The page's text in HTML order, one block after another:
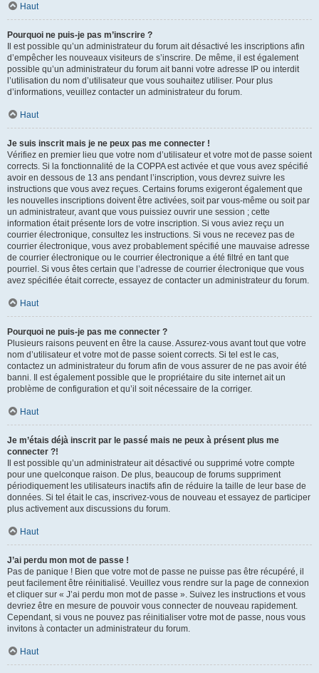
Haut
Pourquoi ne puis-je pas m’inscrire ?
Il est possible qu’un administrateur du forum ait désactivé les inscriptions afin
d’empêcher les nouveaux visiteurs de s’inscrire. De même, il est également
possible qu’un administrateur du forum ait banni votre adresse IP ou interdit
l’utilisation du nom d’utilisateur que vous souhaitez utiliser. Pour plus
d’informations, veuillez contacter un administrateur du forum.
Haut
Je suis inscrit mais je ne peux pas me connecter !
Vérifiez en premier lieu que votre nom d’utilisateur et votre mot de passe soient
corrects. Si la fonctionnalité de la COPPA est activée et que vous avez spécifié
avoir en dessous de 13 ans pendant l’inscription, vous devrez suivre les
instructions que vous avez reçues. Certains forums exigeront également que
les nouvelles inscriptions doivent être activées, soit par vous-même ou soit par
un administrateur, avant que vous puissiez ouvrir une session ; cette
information était présente lors de votre inscription. Si vous aviez reçu un
courrier électronique, consultez les instructions. Si vous ne recevez pas de
courrier électronique, vous avez probablement spécifié une mauvaise adresse
de courrier électronique ou le courrier électronique a été filtré en tant que
pourriel. Si vous êtes certain que l’adresse de courrier électronique que vous
avez spécifiée était correcte, essayez de contacter un administrateur du forum.
Haut
Pourquoi ne puis-je pas me connecter ?
Plusieurs raisons peuvent en être la cause. Assurez-vous avant tout que votre
nom d’utilisateur et votre mot de passe soient corrects. Si tel est le cas,
contactez un administrateur du forum afin de vous assurer de ne pas avoir été
banni. Il est également possible que le propriétaire du site internet ait un
problème de configuration et qu’il soit nécessaire de la corriger.
Haut
Je m’étais déjà inscrit par le passé mais ne peux à présent plus me
connecter ?!
Il est possible qu’un administrateur ait désactivé ou supprimé votre compte
pour une quelconque raison. De plus, beaucoup de forums suppriment
périodiquement les utilisateurs inactifs afin de réduire la taille de leur base de
données. Si tel était le cas, inscrivez-vous de nouveau et essayez de participer
plus activement aux discussions du forum.
Haut
J’ai perdu mon mot de passe !
Pas de panique ! Bien que votre mot de passe ne puisse pas être récupéré, il
peut facilement être réinitialisé. Veuillez vous rendre sur la page de connexion
et cliquer sur « J’ai perdu mon mot de passe ». Suivez les instructions et vous
devriez être en mesure de pouvoir vous connecter de nouveau rapidement.
Cependant, si vous ne pouvez pas réinitialiser votre mot de passe, nous vous
invitons à contacter un administrateur du forum.
Haut